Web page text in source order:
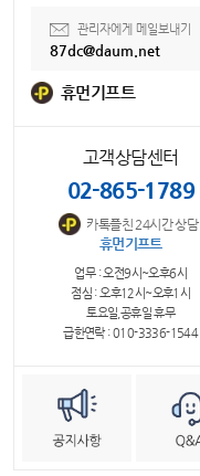
관리자에게 메일보내기
87dc@daum.net
휴먼기프트
고객상담센터
02-865-1789
카톡플친 24시간 상담
휴먼기프트
업무 : 오전9시~오후6시
점심 : 오후12시~오후1시
토요일,공휴일 휴무
급한연락 : 010-3336-1544